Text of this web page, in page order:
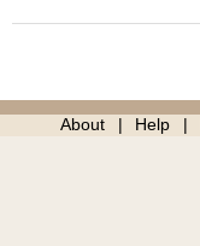
About Help